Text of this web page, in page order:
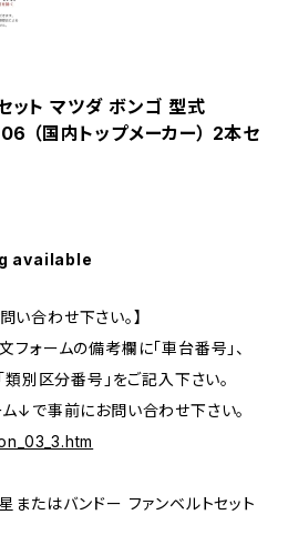
ット マツダ ボンゴ 型式
（国内トップメーカー） 2本セ
available
い合わせ下さい。】
フォームの備考欄に「車台番号」、
類別区分番号」をご記入下さい。
↓で事前にお問い合わせ下さい。
またはバンドー ファンベルトセット